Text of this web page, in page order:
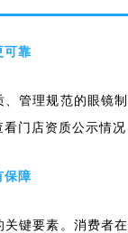
可靠
管理规范的眼镜
门店资质公示情
保障
键要素。消费者